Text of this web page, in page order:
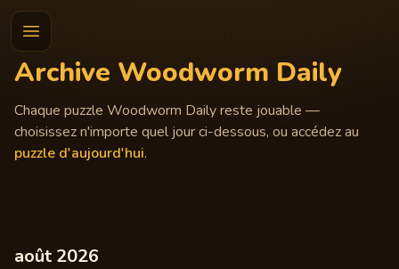
Archive Woodworm Daily
Chaque puzzle Woodworm Daily reste jouable —
choisissez n'importe quel jour ci-dessous, ou accédez au
puzzle d'aujourd'hui.
août 2026